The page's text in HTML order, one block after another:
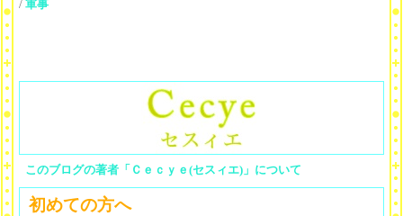
/ 軍事
このブログの著者「Ｃｅｃｙｅ(セスィエ)」について
初めての方へ